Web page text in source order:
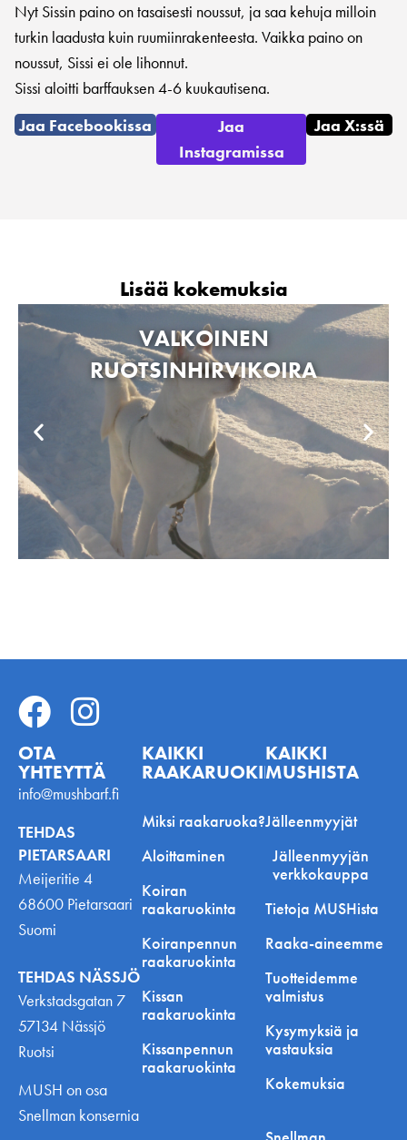
Nyt Sissin paino on tasaisesti noussut, ja saa kehuja milloin
turkin laadusta kuin ruumiinrakenteesta. Vaikka paino on
noussut, Sissi ei ole lihonnut.
Sissi aloitti barffauksen 4-6 kuukautisena.
Jaa Facebookissa
Jaa
Instagramissa
Jaa X:ssä
Lisää kokemuksia
VALKOINEN
RUOTSINHIRVIKOIRA
OTA
YHTEYTTÄ
info@mushbarf.fi
TEHDAS
PIETARSAARI
Meijeritie 4
68600 Pietarsaari
Suomi
TEHDAS NÄSSJÖ
Verkstadsgatan 7
57134 Nässjö
Ruotsi
MUSH on osa
Snellman konsernia
KAIKKI
RAAKARUOKINNASTA
Miksi raakaruoka?
Aloittaminen
Koiran
raakaruokinta
Koiranpennun
raakaruokinta
Kissan
raakaruokinta
Kissanpennun
raakaruokinta
KAIKKI
MUSHISTA
Jälleenmyyjät
Jälleenmyyjän
verkkokauppa
Tietoja MUSHista
Raaka-aineemme
Tuotteidemme
valmistus
Kysymyksiä ja
vastauksia
Kokemuksia